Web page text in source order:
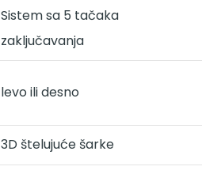
Sistem sa 5 tačaka
zaključavanja
levo ili desno
3D štelujuće šarke